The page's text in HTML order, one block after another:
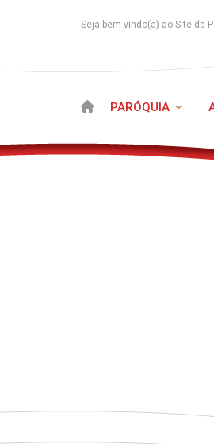
Seja bem-vindo(a) ao Site da
PARÓQUIA